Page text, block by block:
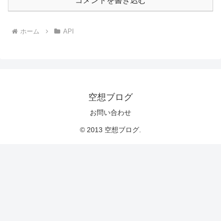
ホーム API
空想ブログ
お問い合わせ
© 2013 空想ブログ.